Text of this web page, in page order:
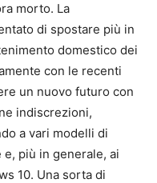
morto. La
di spostare più in
domestico dei
con le recenti
un nuovo futuro con
indiscrezioni,
a vari modelli di
più in generale, ai
10. Una sorta di